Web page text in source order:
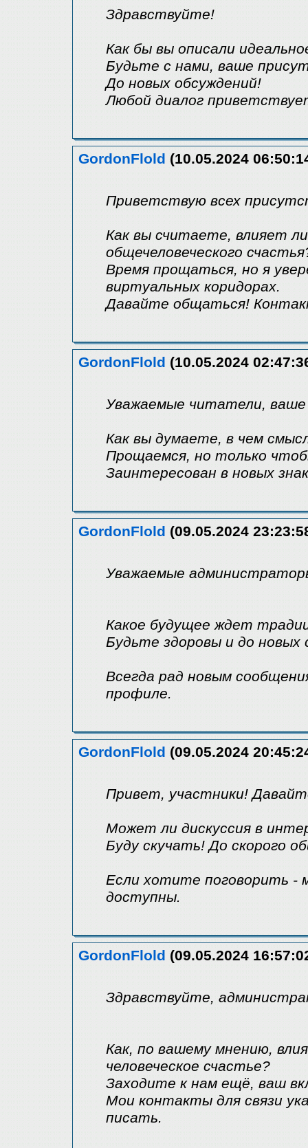
Здравствуйте!
Как бы вы описали
Будьте с нами, ваше
До новых обсуждений!
Любой диалог
GordonFlold (10.05.2024
Приветствую всех
Как вы считаете, влияет
общечеловеческого
Время прощаться, но я
виртуальных коридорах.
Давайте общаться!
GordonFlold (10.05.2024
Уважаемые читатели, ваше
Как вы думаете, в чем
Прощаемся, но только
Заинтересован в новых
GordonFlold (09.05.2024
Уважаемые
Какое будущее ждет
Будьте здоровы и до
Всегда рад новым
профиле.
GordonFlold (09.05.2024
Привет, участники!
Может ли дискуссия в
Буду скучать! До скорого
Если хотите поговорить -
доступны.
GordonFlold (09.05.2024
Здравствуйте,
Как, по вашему мнению,
человеческое счастье?
Заходите к нам ещё, ваш
Мои контакты для связи
писать.